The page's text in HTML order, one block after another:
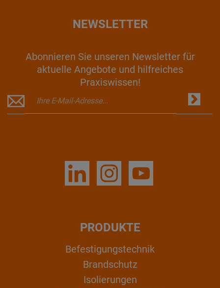
NEWSLETTER
Abonnieren Sie unseren Newsletter für
aktuelle Angebote und hilfreiches
Praxiswissen!
PRODUKTE
Befestigungstechnik
Brandschutz
Isolierungen